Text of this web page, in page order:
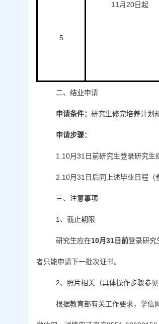
11月20日起
5
二、结业申请
申请条件：研究生修完培养计划
申请步骤：
1.10月31日前研究生登录研究生
2.10月31日后同上述毕业日程（
三、注意事项
1、截止期限
研究生应在10月31日前登录研究
者只能申请下一批次证书。
2、照片相关（具体操作步骤参
根据教育部有关工作要求，学信